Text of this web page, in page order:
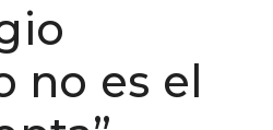
no es el